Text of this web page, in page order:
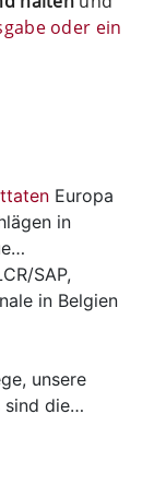
oder ein
Europa
in
SAP,
in Belgien
unsere
sind die…